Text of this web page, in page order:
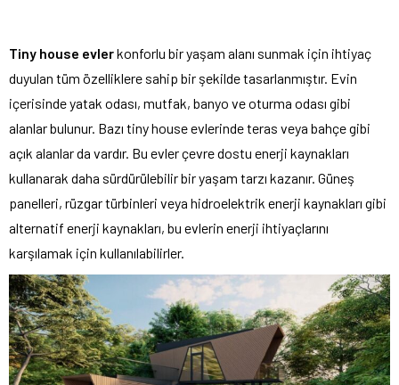
Tiny house evlerkonforlu bir yaşam alanı sunmak için ihtiyaç
duyulan tüm özelliklere sahip bir şekilde tasarlanmıştır. Evin
içerisinde yatak odası, mutfak, banyo ve oturma odası gibi
alanlar bulunur. Bazı tiny house evlerinde teras veya bahçe gibi
açık alanlar da vardır. Bu evler çevre dostu enerji kaynakları
kullanarak daha sürdürülebilir bir yaşam tarzı kazanır. Güneş
panelleri, rüzgar türbinleri veya hidroelektrik enerji kaynakları gibi
alternatif enerji kaynakları, bu evlerin enerji ihtiyaçlarını
karşılamak için kullanılabilirler.